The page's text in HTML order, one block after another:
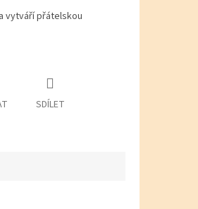
vytváří přátelskou
SDÍLET